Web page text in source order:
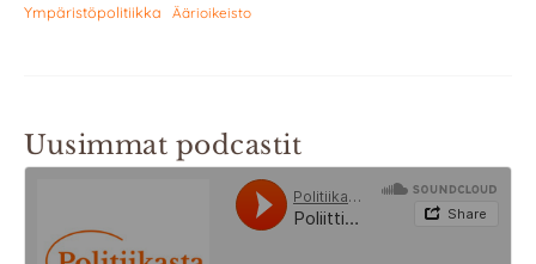
Ympäristöpolitiikka Äärioikeisto
Uusimmat podcastit